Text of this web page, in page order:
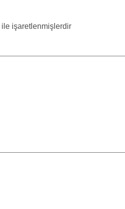
ile işaretlenmişlerdir